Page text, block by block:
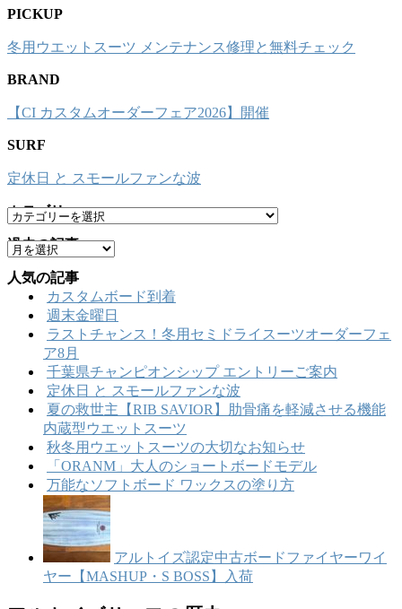
PICKUP
冬用ウエットスーツ メンテナンス修理と無料チェック
BRAND
【CI カスタムオーダーフェア2026】開催
SURF
定休日 と スモールファンな波
カテゴリー
カ
テ
ゴ
リ
ー
過去の記事
ア
ー
カ
人気の記事
カスタムボード到着
週末金曜日
ラストチャンス！冬用セミドライスーツオーダーフェ
ア8月
千葉県チャンピオンシップ エントリーご案内
定休日 と スモールファンな波
夏の救世主【RIB SAVIOR】肋骨痛を軽減させる機能
内蔵型ウエットスーツ
秋冬用ウエットスーツの大切なお知らせ
「ORANM」大人のショートボードモデル
万能なソフトボード ワックスの塗り方
アルトイズ認定中古ボードファイヤーワイ
ヤー【MASHUP・S BOSS】入荷